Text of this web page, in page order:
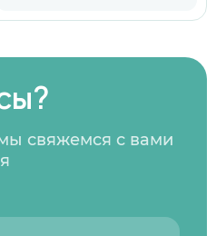
свяжемся с вами